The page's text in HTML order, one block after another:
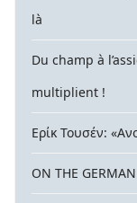
là
Du champ à
multiplient !
Ερίκ Τουσέν:
ON THE